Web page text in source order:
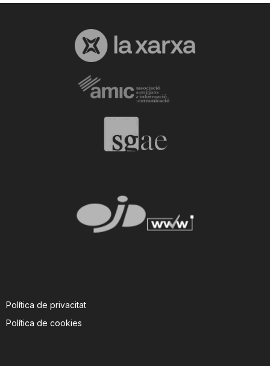
Política de privacitat
Política de cookies